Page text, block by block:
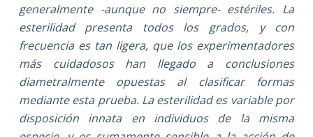
generalmente -aunque no siempre- estériles. La
esterilidad presenta todos los grados, y con
frecuencia es tan ligera, que los experimentadores
más cuidadosos han llegado a conclusiones
diametralmente opuestas al clasificar formas
mediante esta prueba. La esterilidad es variable por
disposición innata en individuos de la misma